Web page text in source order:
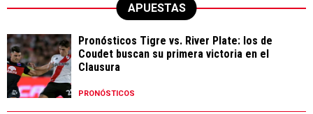
APUESTAS
Pronósticos Tigre vs. River Plate: los de
Coudet buscan su primera victoria en el
Clausura
PRONÓSTICOS